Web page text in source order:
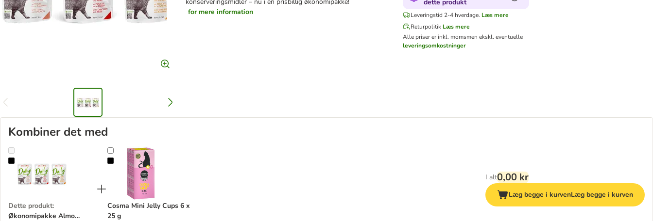
for mere information
dette produkt
Leveringstid 2-4 hverdage. Læs mere
Returpolitik Læs mere
Alle priser er inkl. momsmen ekskl. eventuelle
leveringsomkostninger
Kombiner det med
Økonomipakke Almo Nature Daily Menu Pouch 12 x 70 g
Dette produkt:
Økonomipakke Almo
Cosma Mini Jelly Cups 6 x 25 g
Cosma Mini Jelly Cups 6 x
25 g
I alt0,00 kr
Læg begge i kurvenLæg begge i kurven